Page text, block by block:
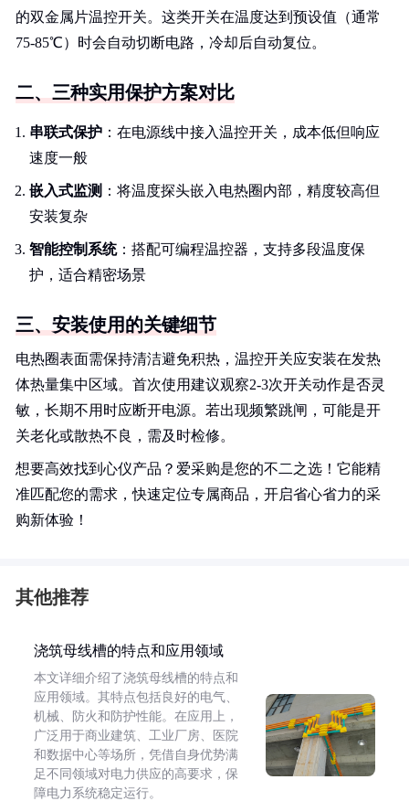
的双金属片温控开关。这类开关在温度达到预设值（通常
75-85℃）时会自动切断电路，冷却后自动复位。
二、三种实用保护方案对比
串联式保护 ：在电源线中接入温控开关，成本低但响应
速度一般
嵌入式监测 ：将温度探头嵌入电热圈内部，精度较高但
安装复杂
智能控制系统：搭配可编程温控器，支持多段温度保
护，适合精密场景
三、安装使用的关键细节
电热圈表面需保持清洁避免积热，温控开关应安装在发热
体热量集中区域。首次使用建议观察2-3次开关动作是否灵
敏，长期不用时应断开电源。若出现频繁跳闸，可能是开
关老化或散热不良，需及时检修。
想要高效找到心仪产品？爱采购是您的不二之选！它能精
准匹配您的需求，快速定位专属商品，开启省心省力的采
购新体验！
其他推荐
浇筑母线槽的特点和应用领域
本文详细介绍了浇筑母线槽的特点和
应用领域。其特点包括良好的电气、
机械、防火和防护性能。在应用上，
广泛用于商业建筑、工业厂房、医院
和数据中心等场所，凭借自身优势满
足不同领域对电力供应的高要求，保
障电力系统稳定运行。